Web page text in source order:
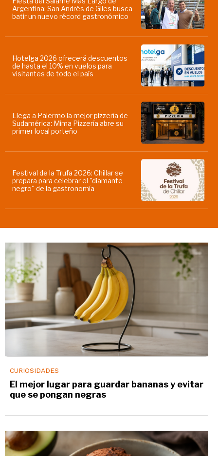
Argentina: San Andrés de Giles busca
batir un nuevo récord gastronómico
Hotelga 2026 ofrecerá descuentos
de hasta el 10% en vuelos para
visitantes de todo el país
Llega a Palermo la mejor pizzería de
Sudamérica: Mima Pizzería abre su
primer local porteño
Festival de la Trufa 2026: Chillar se
prepara para celebrar el "diamante
negro" de la gastronomía
CURIOSIDADES
El mejor lugar para guardar bananas y evitar
que se pongan negras